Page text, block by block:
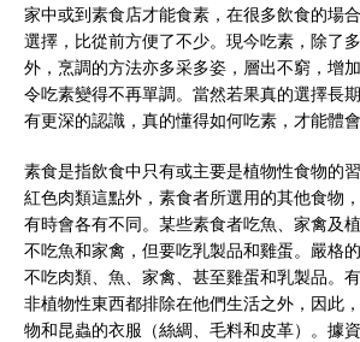
家中或到素食店才能食素，在很多飲食的場
選擇，比從前方便了不少。現今吃素，除了
外，烹調的方法亦多采多姿，層出不窮，增
令吃素變得不再單調。當然若果真的選擇長
有更深的認識，真的懂得如何吃素，才能體會
素食是指飲食中只有或主要是植物性食物的
紅色肉類這點外，素食者所選用的其他食物
有時會各有不同。某些素食者吃魚、家禽及
不吃魚和家禽，但要吃乳製品和雞蛋。嚴格
不吃肉類、魚、家禽、甚至雞蛋和乳製品。
非植物性東西都排除在他們生活之外，因此
物和昆蟲的衣服（絲綢、毛料和皮革）。據